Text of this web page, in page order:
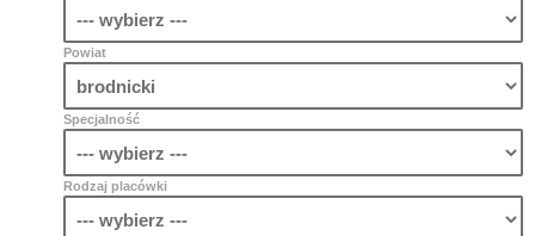
Powiat
Specjalność
Rodzaj placówki